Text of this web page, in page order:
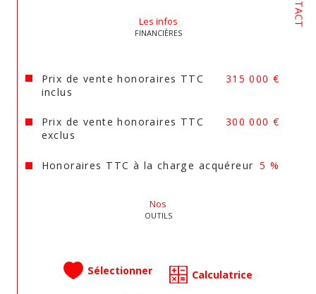
Double vitrage bois sur la maison annexe
Portail électrique
Portes garages motorisées
Les infos
FINANCIÈRES
Prix de vente honoraires TTC
inclus
315 000 €
Prix de vente honoraires TTC
exclus
300 000 €
Honoraires TTC à la charge acquéreur 5 %
Nos
OUTILS
Sélectionner Calculatrice